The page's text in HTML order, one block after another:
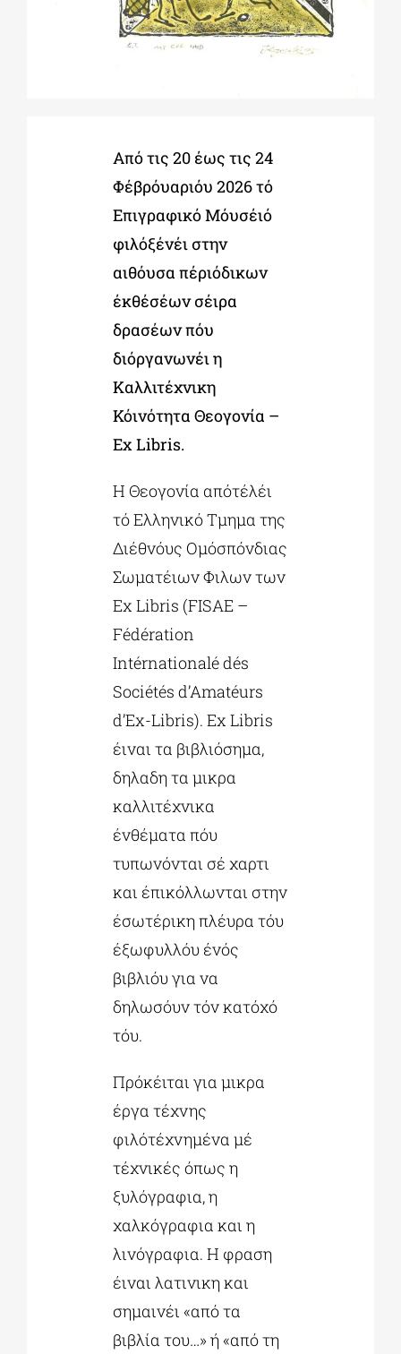
Από τις 20 έως τις 24
Φέβρόυαριόυ 2026 τό
Επιγραφικό Μόυσέιό
φιλόξένέι στην
αιθόυσα πέριόδικων
έκθέσέων σέιρα
δρασέων πόυ
διόργανωνέι η
Καλλιτέχνικη
Κόινότητα Θεογονία –
Ex Libris.
Η Θεογονία απότέλέι
τό Ελληνικό Τμημα της
Διέθνόυς Ομόσπόνδιας
Σωματέιων Φιλων των
Ex Libris (FISAE –
Fédération
Intérnationalé dés
Sociétés d’Amatéurs
d’Ex-Libris). Ex Libris
έιναι τα βιβλιόσημα,
δηλαδη τα μικρα
καλλιτέχνικα
ένθέματα πόυ
τυπωνόνται σέ χαρτι
και έπικόλλωνται στην
έσωτέρικη πλέυρα τόυ
έξωφυλλόυ ένός
βιβλιόυ για να
δηλωσόυν τόν κατόχό
τόυ.
Πρόκέιται για μικρα
έργα τέχνης
φιλότέχνημένα μέ
τέχνικές όπως η
ξυλόγραφια, η
χαλκόγραφια και η
λινόγραφια. Η φραση
έιναι λατινικη και
σημαινέι «από τα
βιβλία του…» ή «από τη